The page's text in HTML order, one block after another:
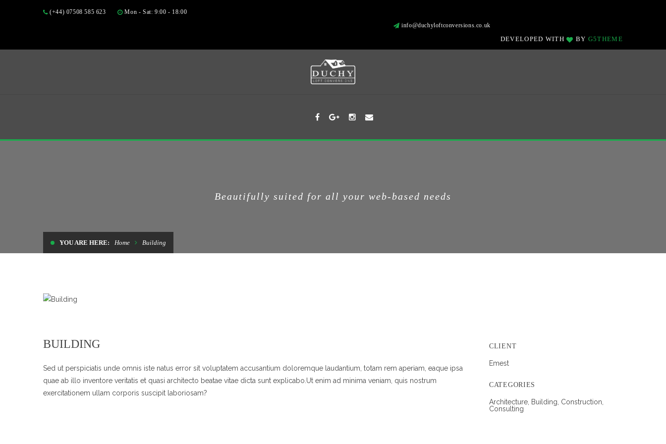
(+44) 07508 585 623
Mon - Sat: 9:00 - 18:00
info@duchyloftconversions.co.uk
DEVELOPED WITH BY G5THEME
Beautifully suited for all your web-based needs
YOU ARE HERE: Home Building
BUILDING
Sed ut perspiciatis unde omnis iste natus error sit voluptatem accusantium doloremque laudantium, totam rem aperiam, eaque ipsa
quae ab illo inventore veritatis et quasi architecto beatae vitae dicta sunt explicabo.Ut enim ad minima veniam, quis nostrum
exercitationem ullam corporis suscipit laboriosam?
CLIENT
Emest
CATEGORIES
Architecture, Building, Construction,
Consulting